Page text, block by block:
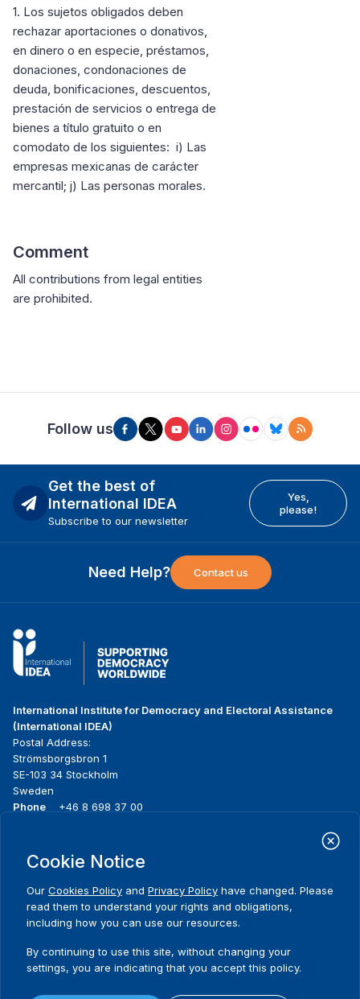
1. Los sujetos obligados deben
rechazar aportaciones o donativos,
en dinero o en especie, préstamos,
donaciones, condonaciones de
deuda, bonificaciones, descuentos,
prestación de servicios o entrega de
bienes a título gratuito o en
comodato de los siguientes: i) Las
empresas mexicanas de carácter
mercantil; j) Las personas morales.
Comment
All contributions from legal entities
are prohibited.
Follow us
Get the best of
International IDEA
Subscribe to our newsletter
Yes,
please!
Need Help? Contact us
International Institute for Democracy and Electoral Assistance
(International IDEA)
Postal Address:
Strömsborgsbron 1
SE-103 34 Stockholm
Sweden
Phone
+46 8 698 37 00
menu
About us
Where we work
Publications
Media resources
Contact
Terms and conditions
Cookie Notice
Our Cookies Policy and Privacy Policy have changed. Please
read them to understand your rights and obligations,
including how you can use our resources.
By continuing to use this site, without changing your
settings, you are indicating that you accept this policy.